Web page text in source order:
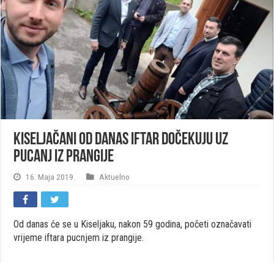
Kiseljačani od danas iftar dočekuju uz
pucanj iz prangije
16. Maja 2019. Aktuelno
Od danas će se u Kiseljaku, nakon 59 godina, početi označavati
vrijeme iftara pucnjem iz prangije.